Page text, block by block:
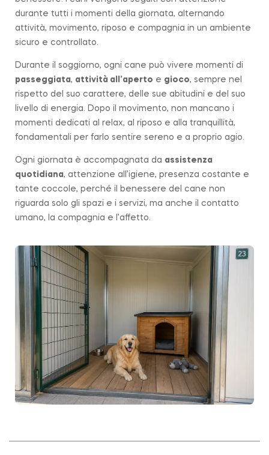
durante tutti i momenti della giornata, alternando
attività, movimento, riposo e compagnia in un ambiente
sicuro e controllato.
Durante il soggiorno, ogni cane può vivere momenti di
passeggiata, attività all’aperto e gioco, sempre nel
rispetto del suo carattere, delle sue abitudini e del suo
livello di energia. Dopo il movimento, non mancano i
momenti dedicati al relax, al riposo e alla tranquillità,
fondamentali per farlo sentire sereno e a proprio agio.
Ogni giornata è accompagnata da assistenza
quotidiana, attenzione all’igiene, presenza costante e
tante coccole, perché il benessere del cane non
riguarda solo gli spazi e i servizi, ma anche il contatto
umano, la compagnia e l’affetto.